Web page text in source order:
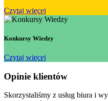
Czytaj więcej
Konkursy Wiedzy
Czytaj więcej
Opinie klientów
Skorzystaliśmy z usług biura i